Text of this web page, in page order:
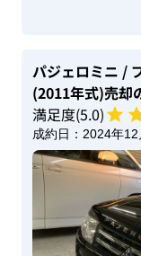
パジェロミニ /
(2011年式)売却
満足度(5.0)
成約日： 2024年12